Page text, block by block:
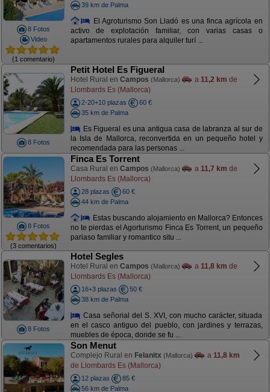
8 Fotos
Video
(1 comentario)
39 km de Palma
El Agroturismo Son Lladó es una finca agrícola en
activo de explotación familiar, con varias casas o
apartamentos rurales para alquiler turí ...
8 Fotos
Petit Hotel Es Figueral
Hotel Rural en Campos (Mallorca) a 11,2 km de
Llombards Es (Mallorca)
2-20+10 plazas
60 €
35 km de Palma
Es Figueral es una antigua casa de labranza al sur de
la Isla de Mallorca, reconvertida en un pequeño hotel y
recomendada para las personas ...
8 Fotos
(3 comentarios)
Finca Es Torrent
Casa Rural en Campos (Mallorca) a 11,7 km de
Llombards Es (Mallorca)
28 plazas
60 €
44 km de Palma
Estas buscando alojamiento en Mallorca? Entonces
no te pierdas el Agorturismo Finca Es Torrent, un pequeño
pariaso familiar y romantico situ ...
8 Fotos
Hotel Segles
Hotel Rural en Campos (Mallorca) a 11,8 km de
Llombards Es (Mallorca)
16+3 plazas
50 €
38 km de Palma
Casa señorial del S. XVI, con mucho carácter, situada
en el casco antiguo del pueblo, con jardines y terrazas,
muebles de época, donde se fu ...
Son Menut
Complejo Rural en Felanitx (Mallorca) a 11,8 km
de Llombards Es (Mallorca)
12 plazas
85 €
56 km de Palma